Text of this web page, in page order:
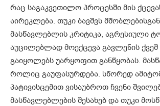
რაც საგაკვეთილო პროცესში მის
აირეკლება. თუკი ბავშვს
მასწავლებლის კრიტიკა, აგრესიული
აუცილებლად მოექცევა გავლენის
გაიყოლებს უარყოფით განწყობას.
როლიც გაუფასურდება. სწორედ
პატივისცემით ვისაუბროთ ჩვენი
მასწავლებლების შესახებ და თუკი